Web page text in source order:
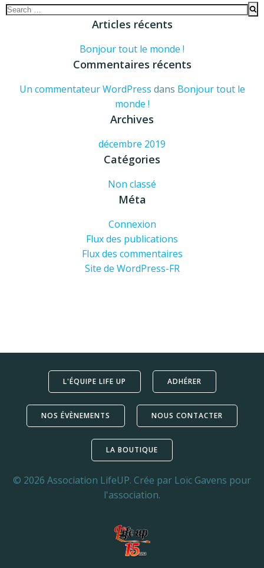
Search
Articles récents
Bonjour tout le monde !
Commentaires récents
Un commentateur WordPress dans Bonjour tout le
monde !
Archives
décembre 2019
Catégories
Non classé
Méta
Connexion
Flux des publications
Flux des commentaires
Site de WordPress-FR
L'ÉQUIPE LIFE UP ADHÉRER
NOS ÉVÈNEMENTS NOUS CONTACTER
LA BOUTIQUE
© 2026 Association LifeUP. Crée par Loïc Gavens pour
l'association.